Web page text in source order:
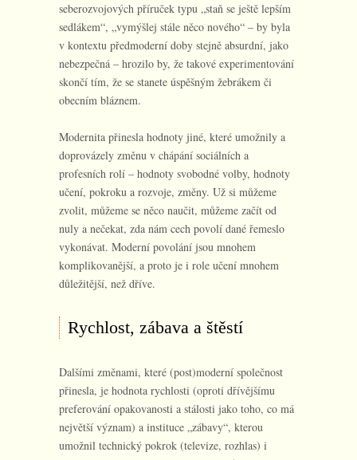
seberozvojových příruček typu „staň se ještě lepším
sedlákem“, „vymýšlej stále něco nového“ – by byla
v kontextu předmoderní doby stejně absurdní, jako
nebezpečná – hrozilo by, že takové experimentování
skončí tím, že se stanete úspěšným žebrákem či
obecním bláznem.
Modernita přinesla hodnoty jiné, které umožnily a
doprovázely změnu v chápání sociálních a
profesních rolí – hodnoty svobodné volby, hodnoty
učení, pokroku a rozvoje, změny. Už si můžeme
zvolit, můžeme se něco naučit, můžeme začít od
nuly a nečekat, zda nám cech povolí dané řemeslo
vykonávat. Moderní povolání jsou mnohem
komplikovanější, a proto je i role učení mnohem
důležitější, než dříve.
Rychlost, zábava a štěstí
Dalšími změnami, které (post)moderní společnost
přinesla, je hodnota rychlosti (oproti dřívějšímu
preferování opakovanosti a stálosti jako toho, co má
největší význam) a instituce „zábavy“, kterou
umožnil technický pokrok (televize, rozhlas) i